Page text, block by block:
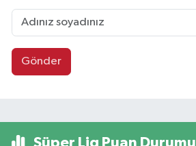
Gönder
Süper Lig Puan Durumu